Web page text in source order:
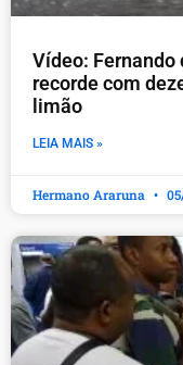
Vídeo: Fernando
recorde com
limão
LEIA MAIS »
Hermano Araruna